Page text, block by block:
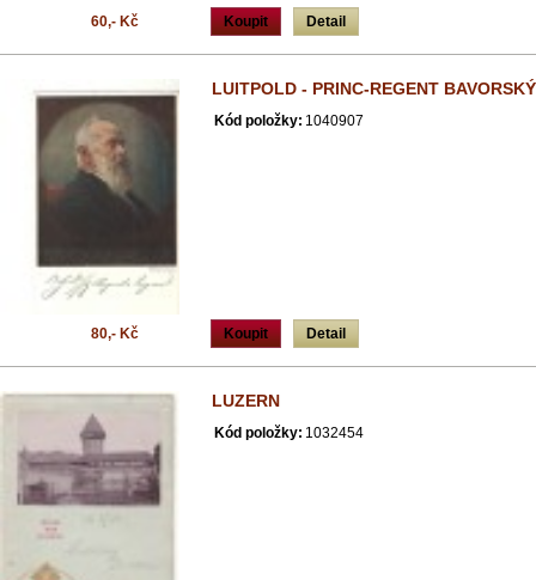
Koupit Detail
60,- Kč
LUITPOLD - PRINC-REGENT BAVORSKÝ
Kód položky: 1040907
Koupit Detail
80,- Kč
LUZERN
Kód položky: 1032454